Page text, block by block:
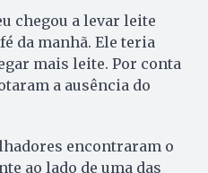
chegou a levar leite
da manhã. Ele teria
mais leite. Por conta
a ausência do
encontraram o
ao lado de uma das